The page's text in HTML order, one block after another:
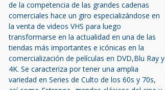
de la competencia de las grandes cadenas
comerciales hace un giro especializándose en
la venta de videos VHS para luego
transformarse en la actualidad en una de las
tiendas más importantes e icónicas en la
comercialización de películas en DVD,Blu Ray y
4K. Se caracteriza por tener una amplia
variedad en Series de Culto de los 60s y 70s,